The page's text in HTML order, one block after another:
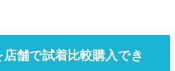
舗で試着比較購入でき